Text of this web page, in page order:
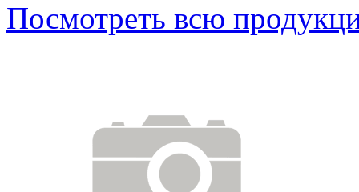
Посмотреть всю